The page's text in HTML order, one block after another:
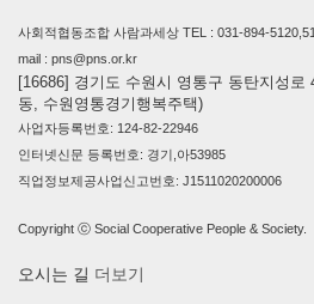
사회적협동조합 사람과세상 TEL : 031-894-
mail : pns@pns.or.kr
[16686] 경기도 수원시 영통구 동탄지성로
동, 수원영통경기행복주택)
사업자등록번호: 124-82-22946
인터넷신문 등록번호: 경기,아53985
직업정보제공사업신고번호: J1511020200006
Copyright ⓒ Social Cooperative People & Society.
오시는 길 더보기